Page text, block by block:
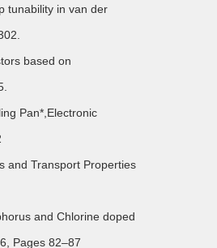
tunability in van der
based on
Pan*,Electronic
and Transport Properties
and Chlorine doped
Pages 82–87